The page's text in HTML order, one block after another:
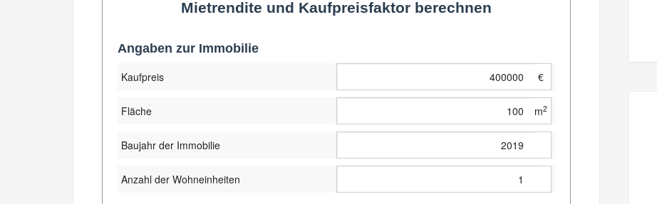
Mietrendite und Kaufpreisfaktor berechnen
Angaben zur Immobilie
Kaufpreis
€
Fläche m2
Baujahr der Immobilie
Anzahl der Wohneinheiten